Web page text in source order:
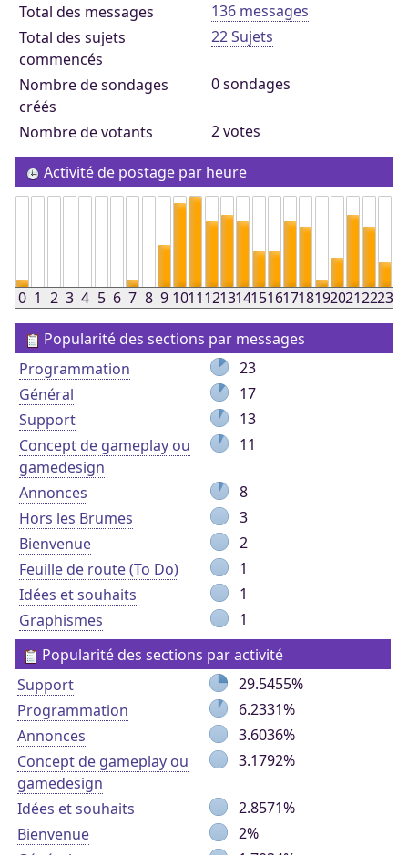
Total des messages
136 messages
Total des sujets
commencés
22 Sujets
Nombre de sondages
créés
0 sondages
Nombre de votants 2 votes
Activité de postage par heure
0 1 2 3 4 5 6 7 8 9 1011121314151617181920212223
Popularité des sections par messages
Programmation
23
Général
17
Support
13
Concept de gameplay ou
gamedesign
11
Annonces
8
Hors les Brumes
3
Bienvenue
2
Feuille de route (To Do)
1
Idées et souhaits
1
Graphismes
1
Popularité des sections par activité
Support
29.5455%
Programmation
6.2331%
Annonces
3.6036%
Concept de gameplay ou
gamedesign
3.1792%
Idées et souhaits
2.8571%
Bienvenue
2%